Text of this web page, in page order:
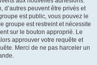
peuvent être privés et
est public, vous pouvez le
groupe est restreint et nécessite
sur le bouton approprié. Le
approuver votre requête et
Merci de ne pas harceler un